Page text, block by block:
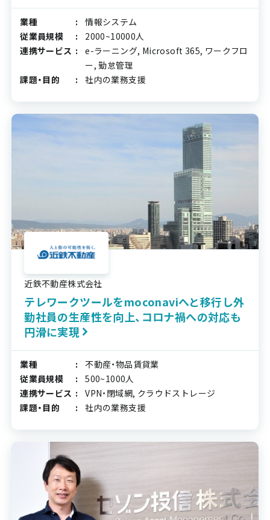
業種
情報システム
従業員規模
2000~10000人
連携サービス
e-ラーニング, Microsoft 365, ワークフロ
ー, 勤怠管理
課題・目的
社内の業務支援
近鉄不動産株式会社
テレワークツールをmoconaviへと移行し外
勤社員の生産性を向上、コロナ禍への対応も
円滑に実現
業種
不動産・物品賃貸業
従業員規模
500~1000人
連携サービス
VPN・閉域網, クラウドストレージ
課題・目的
社内の業務支援